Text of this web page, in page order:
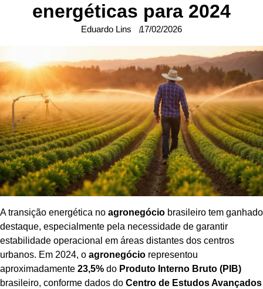
energéticas para 2024
Eduardo Lins 17/02/2026
A transição energética no agronegócio brasileiro tem ganhado
destaque, especialmente pela necessidade de garantir
estabilidade operacional em áreas distantes dos centros
urbanos. Em 2024, o agronegócio representou
aproximadamente 23,5% do Produto Interno Bruto (PIB)
brasileiro, conforme dados do Centro de Estudos Avançados